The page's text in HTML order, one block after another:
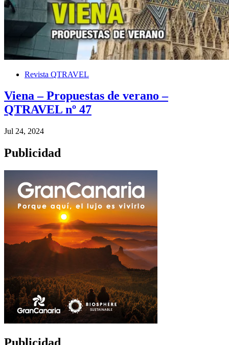
Revista QTRAVEL
Viena – Propuestas de verano –
QTRAVEL nº 47
Jul 24, 2024
Publicidad